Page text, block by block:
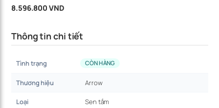
8.596.800 VND
Thông tin chi tiết
Tình trạng CÒN HÀNG
Thương hiệu Arrow
Loại Sen tắm